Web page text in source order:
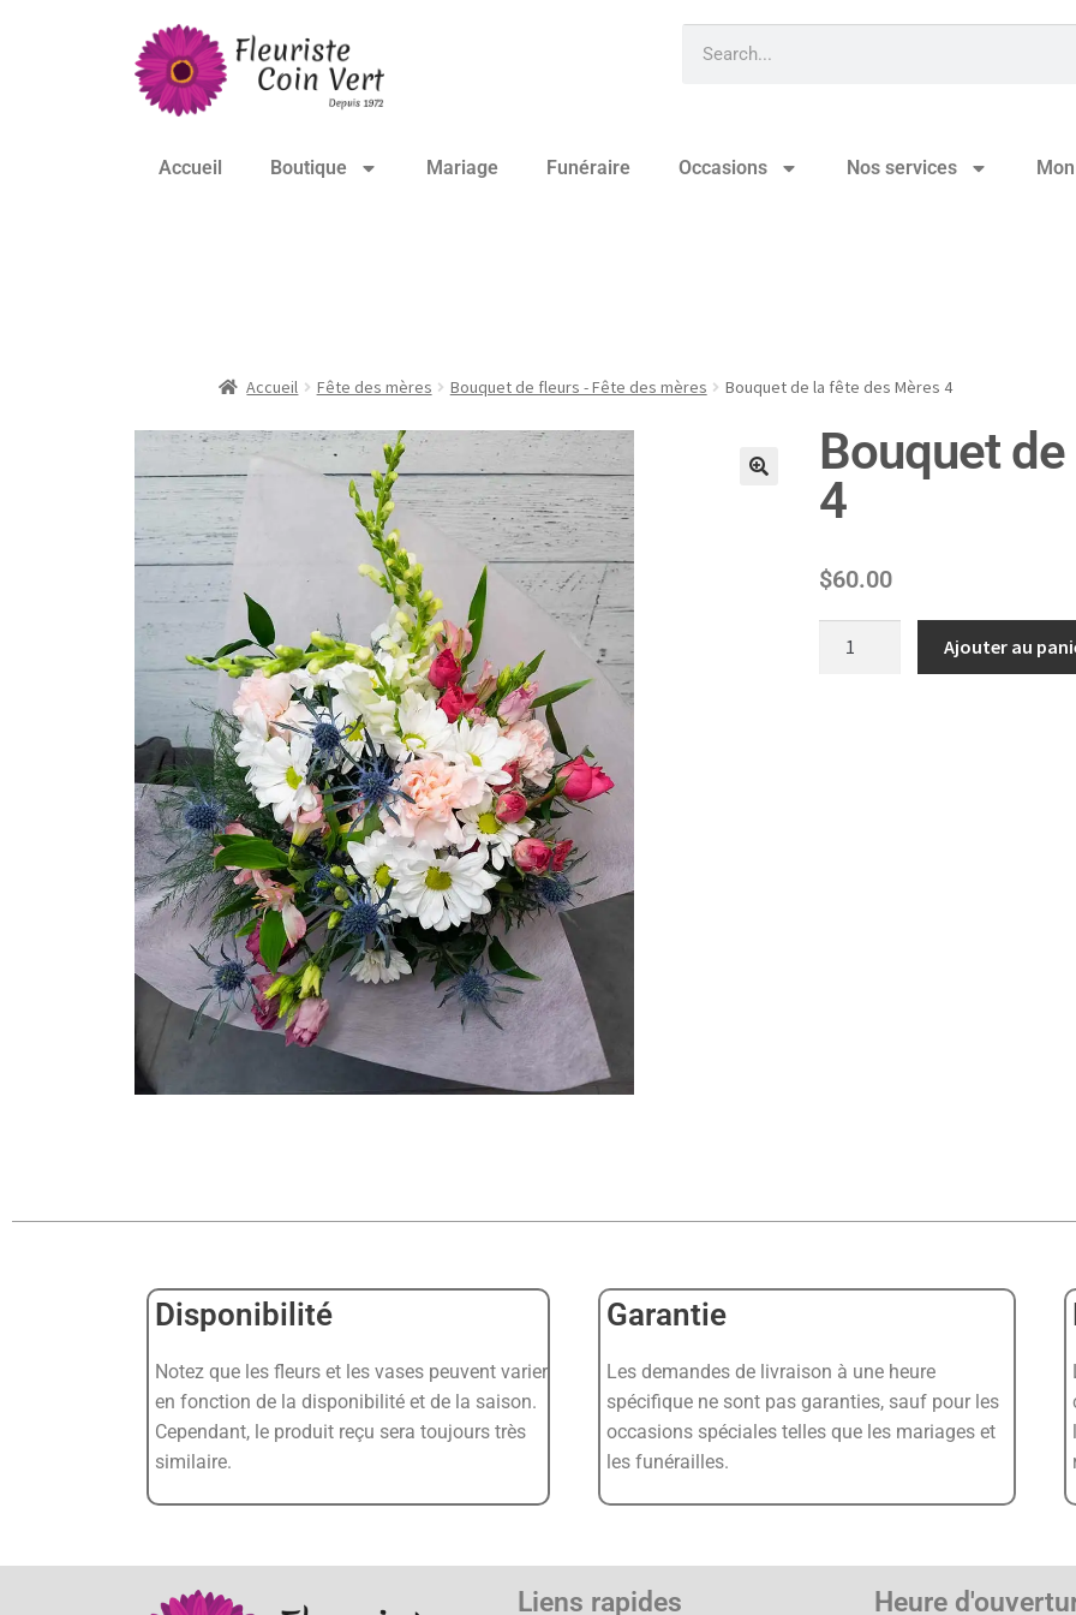
Accueil Boutique Mariage Funéraire Occasions Nos services
Accueil Fête des mères Bouquet de fleurs - Fête des mères Bouquet de la fête des Mères 4
Bouquet
4
$60.00
Ajouter au
Disponibilité
Notez que les fleurs et les vases peuvent varier
en fonction de la disponibilité et de la saison.
Cependant, le produit reçu sera toujours très
similaire.
Garantie
Les demandes de livraison à une heure
spécifique ne sont pas garanties, sauf pour les
occasions spéciales telles que les mariages et
les funérailles.
Liens rapides Heure